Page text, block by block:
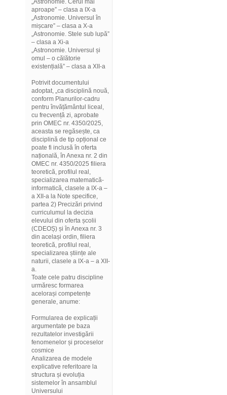
„Astronomie. Cerul mai
aproape” – clasa a IX-a
„Astronomie. Universul în
mișcare” – clasa a X-a
„Astronomie. Stele sub lupă”
– clasa a Xi-a
„Astronomie. Universul și
omul – o călătorie
existențială” – clasa a XII-a
Potrivit documentului
adoptat, „ca disciplină nouă,
conform Planurilor-cadru
pentru învățământul liceal,
cu frecvență zi, aprobate
prin OMEC nr. 4350/2025,
aceasta se regăsește, ca
disciplină de tip opțional ce
poate fi inclusă în oferta
națională, în Anexa nr. 2 din
OMEC nr. 4350/2025 filiera
teoretică, profilul real,
specializarea matematică-
informatică, clasele a IX-a –
a XII-a la Note specifice,
partea 2) Precizări privind
curriculumul la decizia
elevului din oferta școlii
(CDEOȘ) și în Anexa nr. 3
din același ordin, filiera
teoretică, profilul real,
specializarea științe ale
naturii, clasele a IX-a – a XII-
a.
Toate cele patru discipline
urmăresc formarea
acelorași competențe
generale, anume:
Formularea de explicații
argumentate pe baza
rezultatelor investigării
fenomenelor și proceselor
cosmice
Analizarea de modele
explicative referitoare la
structura și evoluția
sistemelor în ansamblul
Universului